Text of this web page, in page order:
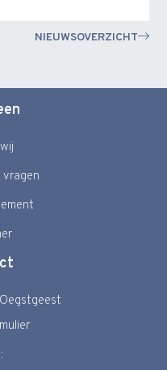
NIEUWSOVERZICHT
vragen